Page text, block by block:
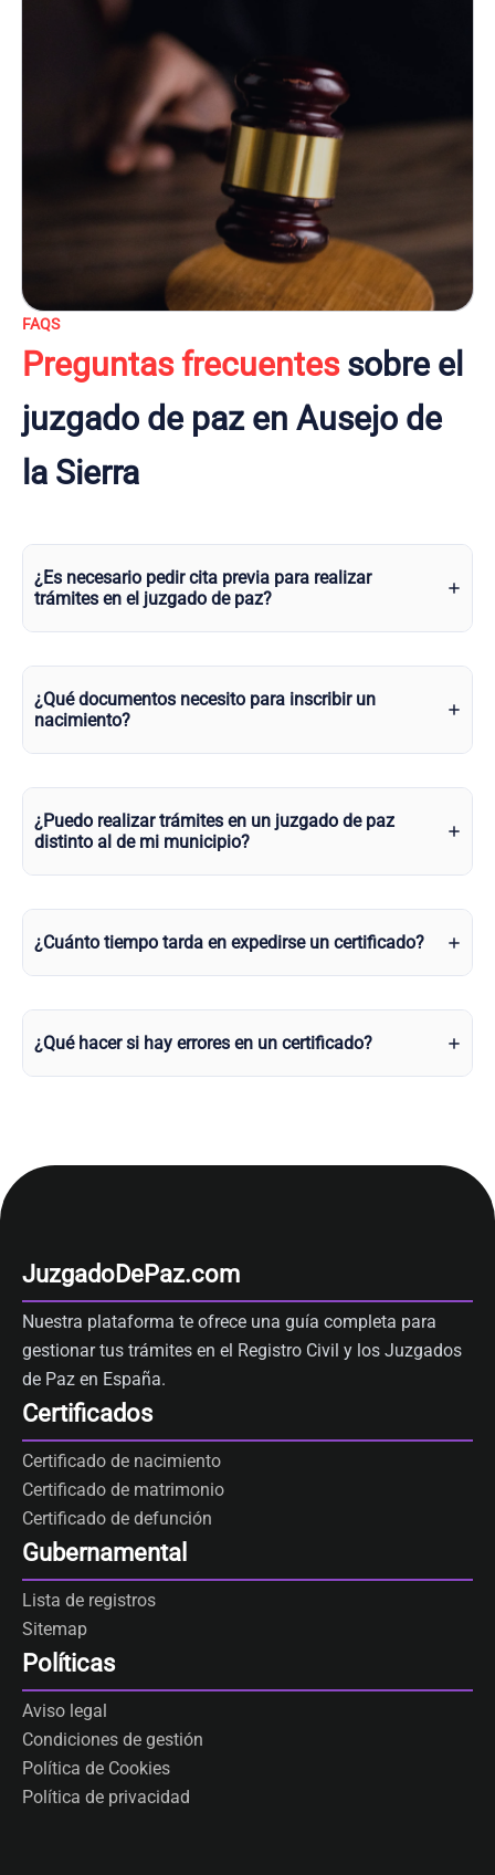
FAQS
Preguntas frecuentessobre el
juzgado de paz en Ausejo de
la Sierra
¿Es necesario pedir cita previa para realizar
trámites en el juzgado de paz?
¿Qué documentos necesito para inscribir un
nacimiento?
¿Puedo realizar trámites en un juzgado de paz
distinto al de mi municipio?
¿Cuánto tiempo tarda en expedirse un certificado?
¿Qué hacer si hay errores en un certificado?
JuzgadoDePaz.com
Nuestra plataforma te ofrece una guía completa para
gestionar tus trámites en el Registro Civil y los Juzgados
de Paz en España.
Certificados
Certificado de nacimiento
Certificado de matrimonio
Certificado de defunción
Gubernamental
Lista de registros
Sitemap
Políticas
Aviso legal
Condiciones de gestión
Política de Cookies
Política de privacidad